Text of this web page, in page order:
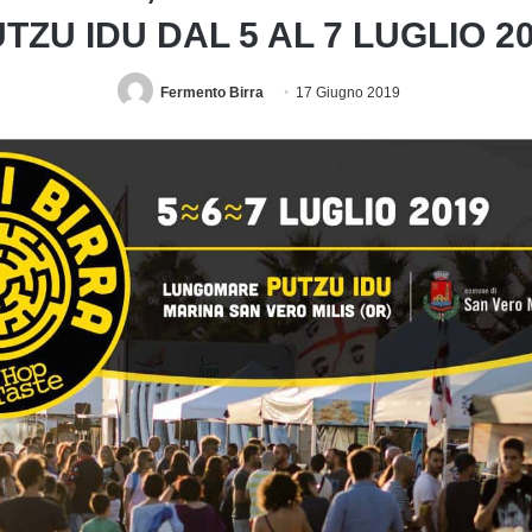
IDU DAL 5 AL 7 LUGLIO
Fermento Birra 17 Giugno 2019